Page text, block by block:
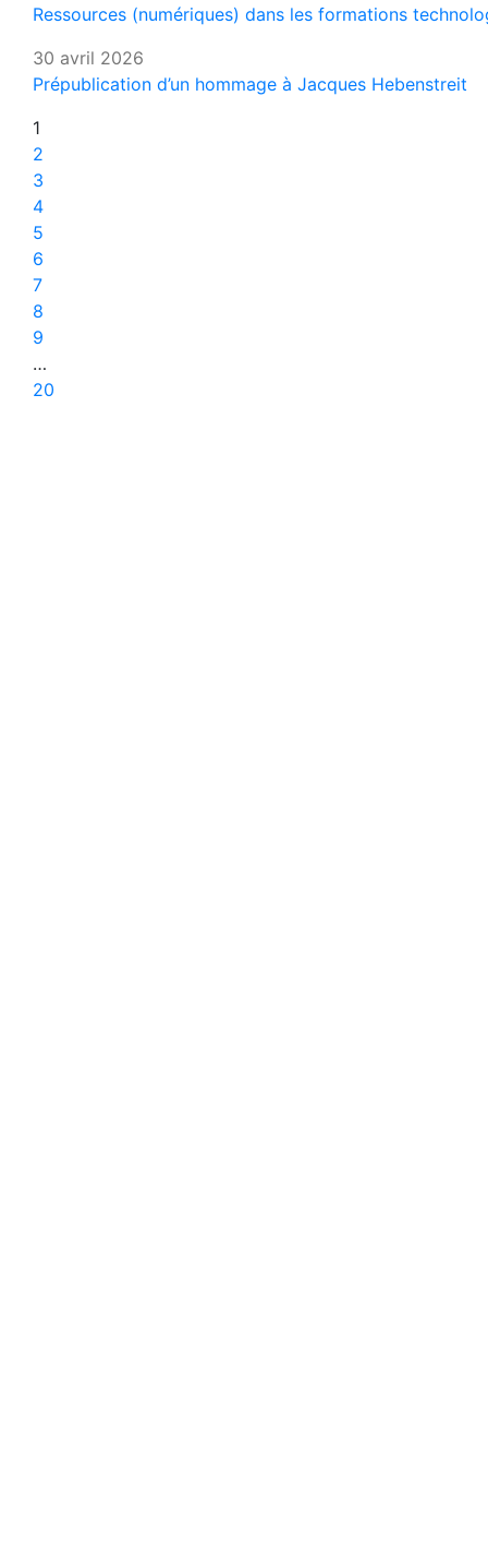
Ressources (numériques) dans les formations
30 avril 2026
Prépublication d’un hommage à Jacques Hebenstreit
1
2
3
4
5
6
7
8
9
…
20